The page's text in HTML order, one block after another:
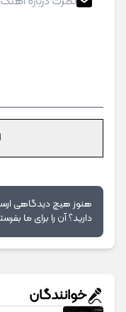
هنوز هیچ دیدگاهی
دارید؟ آن را برای ما
خوانندگان